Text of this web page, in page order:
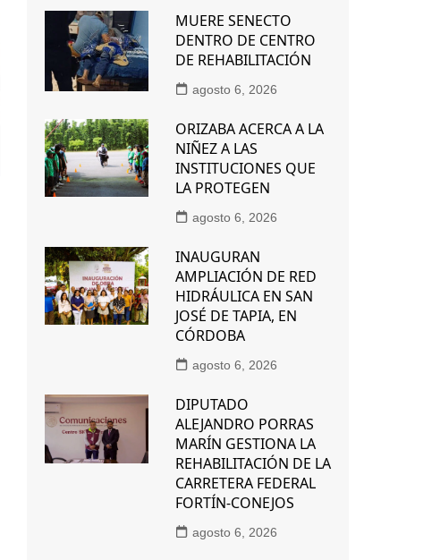
MUERE SENECTO
DENTRO DE CENTRO
DE REHABILITACIÓN
agosto 6, 2026
ORIZABA ACERCA A LA
NIÑEZ A LAS
INSTITUCIONES QUE
LA PROTEGEN
agosto 6, 2026
INAUGURAN
AMPLIACIÓN DE RED
HIDRÁULICA EN SAN
JOSÉ DE TAPIA, EN
CÓRDOBA
agosto 6, 2026
DIPUTADO
ALEJANDRO PORRAS
MARÍN GESTIONA LA
REHABILITACIÓN DE LA
CARRETERA FEDERAL
FORTÍN-CONEJOS
agosto 6, 2026